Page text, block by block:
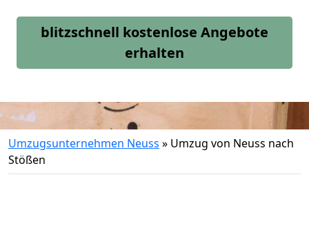
blitzschnell kostenlose Angebote
erhalten
Umzugsunternehmen Neuss » Umzug von Neuss nach
Stößen